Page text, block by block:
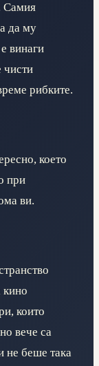
Самия
да му
винаги
чисти
рибките.
което
при
ви.
кино
които
вече са
не беше така